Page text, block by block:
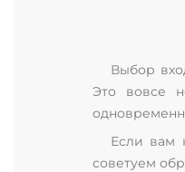
Выбор
Это вовсе
Если вам
советуем